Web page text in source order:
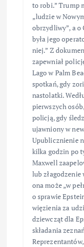
to robi.” Trump
„ludzie w
obrzydliwy”, a o
była jego
niej.” Z
zapewniał
Lago w Palm
spotkań, gdy
nastolatki.
pierwszych
policją, gdy
ujawniony w
Upublicznienie
kilka godzin po
Maxwell
lub
ona może „w
o sprawie
więzienia za
dziewcząt dla
składania